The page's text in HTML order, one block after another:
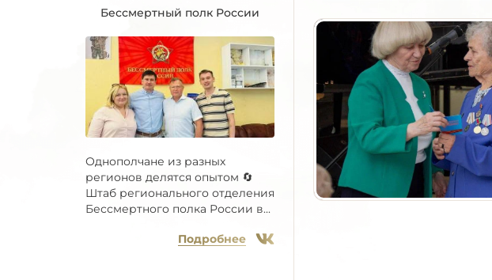
Бессмертный полк России
Однополчане из разных
регионов делятся опытом 🔄
Штаб регионального отделения
Бессмертного полка России в...
Подробнее